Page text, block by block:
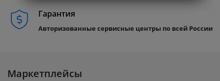
Гарантия
Авторизованные сервисные центры по всей России
Маркетплейсы